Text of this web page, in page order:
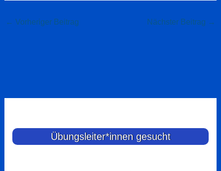
← Vorheriger Beitrag Nächster Beitrag →
Übungsleiter*innen gesucht